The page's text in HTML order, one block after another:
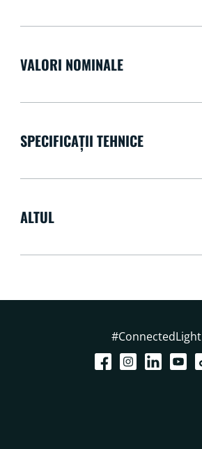
VALORI NOMINALE
SPECIFICAȚII TEHNICE
ALTUL
#ConnectedLight